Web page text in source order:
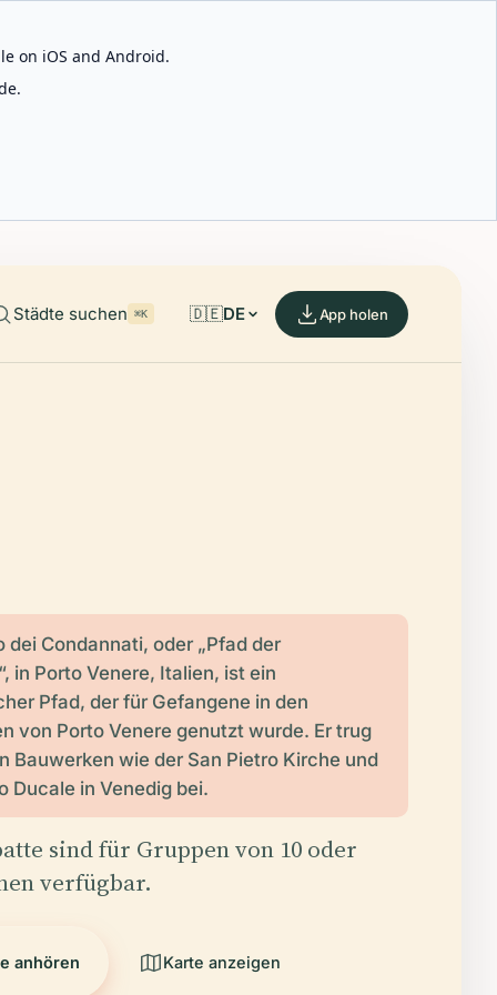
on iOS and Android.
Städte suchen ⌘K 🇩🇪DE App holen
dei Condannati, oder „Pfad der
in Porto Venere, Italien, ist ein
Pfad, der für Gefangene in den
von Porto Venere genutzt wurde. Er trug
Bauwerken wie der San Pietro Kirche und
Ducale in Venedig bei.
sind für Gruppen von 10 oder
verfügbar.
anhören Karte anzeigen